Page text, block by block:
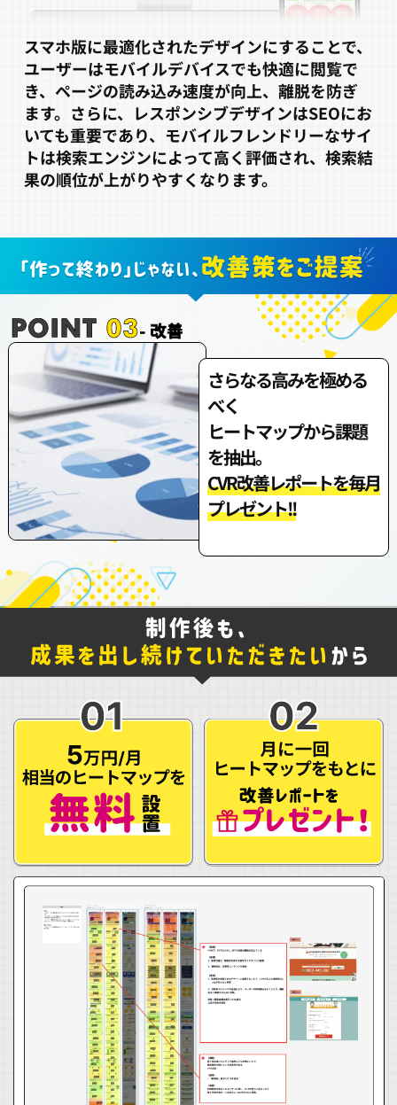
スマホ版に最適化されたデザインにすることで、
ユーザーはモバイルデバイスでも快適に閲覧で
き、ページの読み込み速度が向上、離脱を防ぎ
ます。さらに、レスポンシブデザインはSEOにお
いても重要であり、モバイルフレンドリーなサイ
トは検索エンジンによって高く評価され、検索結
果の順位が上がりやすくなります。
さらなる高みを極める
べく
ヒートマップから課題
を抽出。
CVR改善レポートを毎月
プレゼント!!